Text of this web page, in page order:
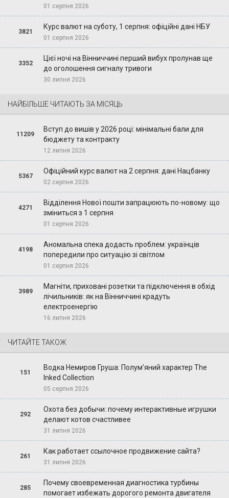
01 серпня 2026
3821
Курс валют на суботу, 1 серпня: офіційні дані НБУ
01 серпня 2026
3352
Цієї ночі на Вінниччині перший вибух пролунав ще
до оголошення сигналу тривоги
30 липня 2026
НАЙБІЛЬШЕ ЧИТАЮТЬ ЗА МІСЯЦЬ
11209
Вступ до вишів у 2026 році: мінімальні бали для
бюджету та контракту
12 липня 2026
5367
Офіційний курс валют на 2 серпня: дані Нацбанку
02 серпня 2026
4271
Відділення Нової пошти запрацюють по-новому: що
зміниться з 1 серпня
01 серпня 2026
4198
Аномальна спека додасть проблем: українців
попередили про ситуацію зі світлом
01 серпня 2026
3989
Магніти, приховані розетки та підключення в обхід
лічильників: як на Вінниччині крадуть
електроенергію
16 липня 2026
ЧИТАЙТЕ ТАКОЖ
151
Водка Немиров Груша: Полум'яний характер The
Inked Collection
05 серпня 2026
292
Охота без добычи: почему интерактивные игрушки
делают котов счастливее
31 липня 2026
261
Как работает ссылочное продвижение сайта?
31 липня 2026
285
Почему своевременная диагностика турбины
помогает избежать дорогого ремонта двигателя